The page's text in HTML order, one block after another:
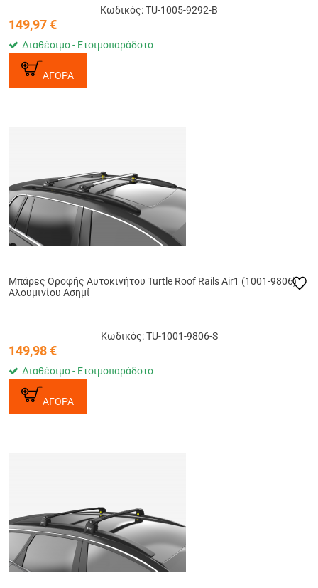
Κωδικός: TU-1005-9292-B
149,97€
Διαθέσιμο - Ετοιμοπαράδοτο
ΑΓΟΡΑ
Μπάρες Οροφής Αυτοκινήτου Turtle Roof Rails Air1 (1001-9806)
Αλουμινίου Ασημί
Κωδικός: TU-1001-9806-S
149,98€
Διαθέσιμο - Ετοιμοπαράδοτο
ΑΓΟΡΑ